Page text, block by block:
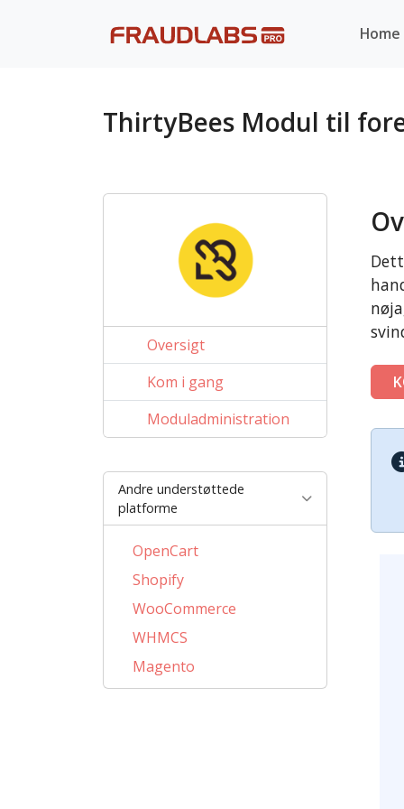
Home
ThirtyBees Modul til
Oversigt
Kom i gang
Moduladministration
Andre understøttede
platforme
OpenCart
Shopify
WooCommerce
WHMCS
Magento
PrestaShop